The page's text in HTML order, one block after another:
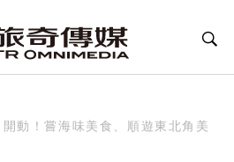
動！嘗海味美食、順遊東北角美